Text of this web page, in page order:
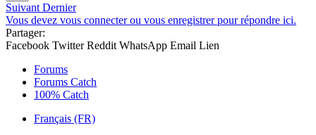
Suivant Dernier
Vous devez vous connecter ou vous enregistrer pour répondre ici.
Partager:
Facebook Twitter Reddit WhatsApp Email Lien
Forums
Forums Catch
100% Catch
Français (FR)